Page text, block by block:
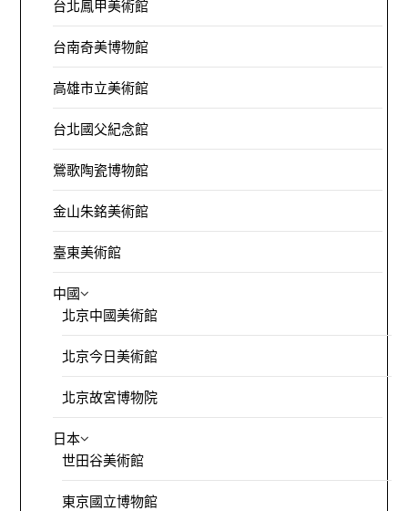
台北鳳甲美術館
台南奇美博物館
高雄市立美術館
台北國父紀念館
鶯歌陶瓷博物館
金山朱銘美術館
臺東美術館
中國
北京中國美術館
北京今日美術館
北京故宮博物院
日本
世田谷美術館
東京國立博物館